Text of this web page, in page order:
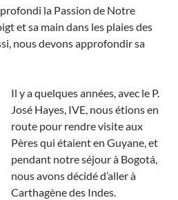
la Passion de Notre
et sa main dans les plaies des
nous devons approfondir sa
Il y a quelques années, avec le P.
José Hayes, IVE, nous étions en
route pour rendre visite aux
Pères qui étaient en Guyane, et
pendant notre séjour à Bogotá,
nous avons décidé d’aller à
Carthagène des Indes.